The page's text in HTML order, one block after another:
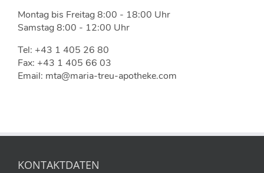
Montag bis Freitag 8:00 - 18:00 Uhr
Samstag 8:00 - 12:00 Uhr
Tel: +43 1 405 26 80
Fax: +43 1 405 66 03
Email: mta@maria-treu-apotheke.com
KONTAKTDATEN